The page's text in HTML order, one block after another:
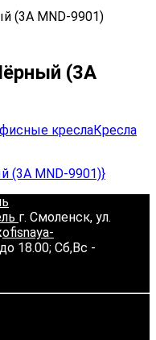
(3A MND-9901)
(3A
креслаКресла
(3A MND-9901)}
г. Смоленск, ул.
ofisnaya-
18.00; Сб,Вс -